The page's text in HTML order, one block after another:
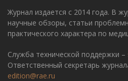
Журнал издается с 2014 года. В
научные обзоры, статьи
практического характера по
Служба технической поддержки –
Ответственный секретарь
edition@rae.ru